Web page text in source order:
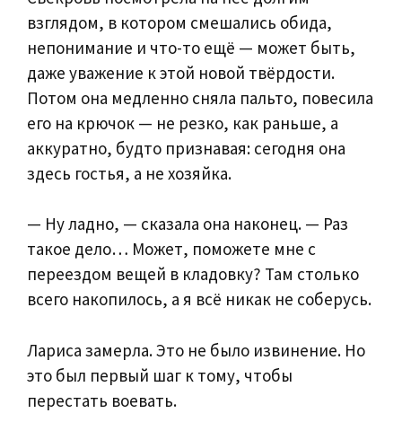
взглядом, в котором смешались обида,
непонимание и что-то ещё — может быть,
даже уважение к этой новой твёрдости.
Потом она медленно сняла пальто, повесила
его на крючок — не резко, как раньше, а
аккуратно, будто признавая: сегодня она
здесь гостья, а не хозяйка.
— Ну ладно, — сказала она наконец. — Раз
такое дело… Может, поможете мне с
переездом вещей в кладовку? Там столько
всего накопилось, а я всё никак не соберусь.
Лариса замерла. Это не было извинение. Но
это был первый шаг к тому, чтобы
перестать воевать.